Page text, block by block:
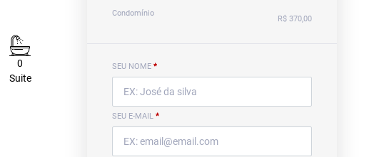
0
Suite
Condomínio
R$ 370,00
SEU NOME *
SEU E-MAIL *